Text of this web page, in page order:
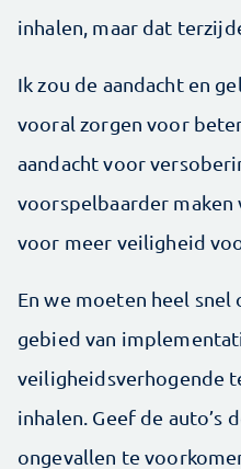
inhalen, maar dat
Ik zou de aandacht en
vooral zorgen voor
aandacht voor
voorspelbaarder maken
voor meer veiligheid
En we moeten heel
gebied van
veiligheidsverhogende
inhalen. Geef de auto’s
ongevallen te